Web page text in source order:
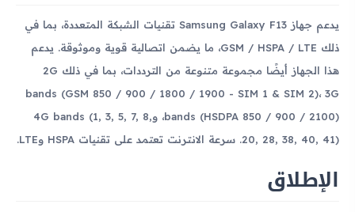
يدعم جهاز Samsung Galaxy F13 تقنيات الشبكة المتعددة، بما في
ذلك GSM / HSPA / LTE، ما يضمن اتصالية قوية وموثوقة. يدعم
هذا الجهاز أيضًا مجموعة متنوعة من الترددات، بما في ذلك 2G
bands (GSM 850 / 900 / 1800 / 1900 - SIM 1 & SIM 2)، 3G
bands (HSDPA 850 / 900 / 2100)، و4G bands (1, 3, 5, 7, 8,
20, 28, 38, 40, 41). سرعة الانترنت تعتمد على تقنيات HSPA وLTE.
الإطلاق